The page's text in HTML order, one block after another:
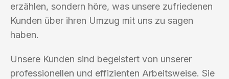
erzählen, sondern höre, was unsere zufriedenen
Kunden über ihren Umzug mit uns zu sagen
haben.
Unsere Kunden sind begeistert von unserer
professionellen und effizienten Arbeitsweise. Sie